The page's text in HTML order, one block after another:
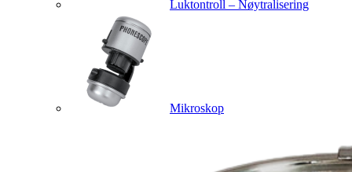
Luktontroll – Nøytralisering
Mikroskop